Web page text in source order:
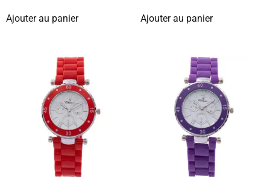
Ajouter au panier Ajouter au panier